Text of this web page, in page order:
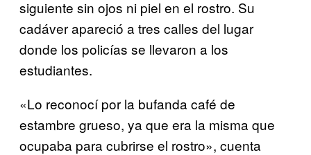
siguiente sin ojos ni piel en el rostro. Su
cadáver apareció a tres calles del lugar
donde los policías se llevaron a los
estudiantes.
«Lo reconocí por la bufanda café de
estambre grueso, ya que era la misma que
ocupaba para cubrirse el rostro», cuenta